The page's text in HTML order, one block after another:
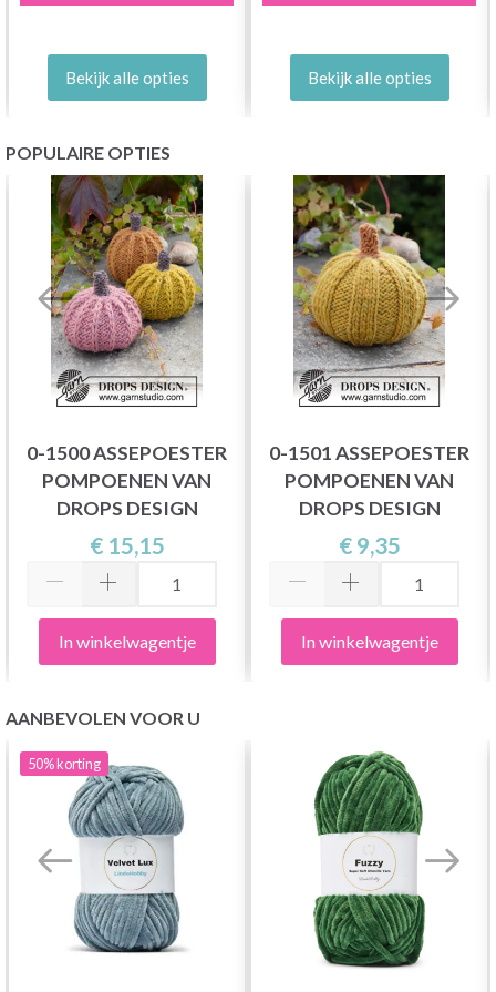
Bekijk alle opties Bekijk alle opties
POPULAIRE OPTIES
0-1500 ASSEPOESTER
POMPOENEN VAN
DROPS DESIGN
€ 15,15
In winkelwagentje
0-1501 ASSEPOESTER
POMPOENEN VAN
DROPS DESIGN
€ 9,35
In winkelwagentje
AANBEVOLEN VOOR U
50%korting